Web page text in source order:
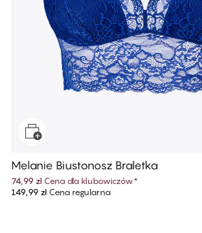
Melanie Biustonosz Braletka
74,99 zł Cena dla klubowiczów*
149,99 złCena regularna